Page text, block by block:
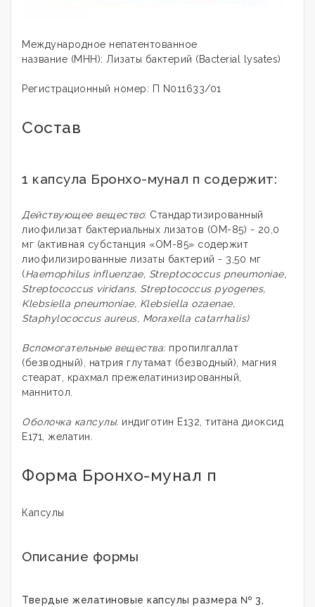
Международное непатентованное
название (МНН): Лизаты бактерий (Bacterial lysates)
Регистрационный номер: П N011633/01
Состав
1 капсула Бронхо-мунал п содержит:
Действующее вещество: Стандартизированный
лиофилизат бактериальных лизатов (ОМ-85) - 20,0
мг (активная субстанция «ОМ-85» содержит
лиофилизированные лизаты бактерий - 3,50 мг
(Haemophilus influenzae, Streptococcus pneumoniae,
Streptococcus viridans, Streptococcus pyogenes,
Klebsiella pneumoniae, Klebsiella ozaenae,
Staphylococcus aureus, Moraxella catarrhalis)
Вспомогательные вещества:пропилгаллат
(безводный), натрия глутамат (безводный), магния
стеарат, крахмал прежелатинизированный,
маннитол.
Оболочка капсулы: индиготин Е132, титана диоксид
Е171, желатин.
Форма Бронхо-мунал п
Капсулы
Описание формы
Твердые желатиновые капсулы размера № 3,